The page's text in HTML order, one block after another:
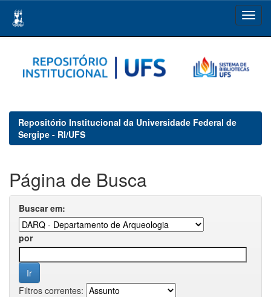
navigation
Repositório Institucional da Universidade Federal de
Sergipe - RI/UFS
Página de Busca
Buscar em:
por
Filtros correntes: